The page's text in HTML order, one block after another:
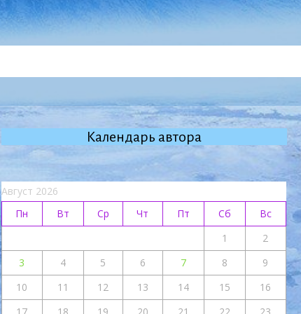
Календарь автора
Август 2026
Пн
Вт Ср Чт Пт Сб
Вс
1
2
3
4 5 6 7 8
9
10
11 12 13 14 15
16
17
18 19 20 21 22 23